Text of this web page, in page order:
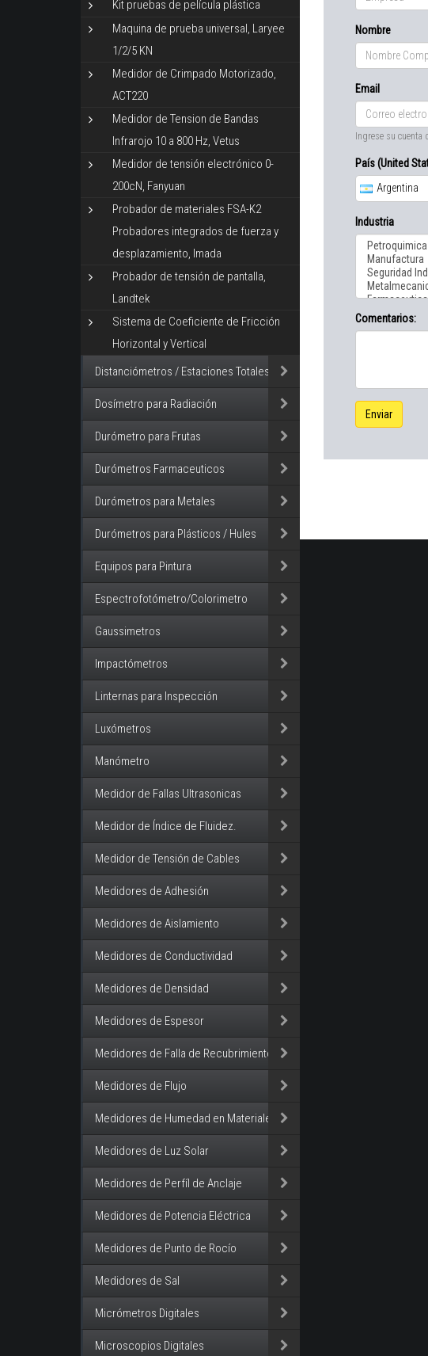
Kit pruebas de película plástica
Maquina de prueba universal, Laryee
1/2/5 KN
Medidor de Crimpado Motorizado,
ACT220
Medidor de Tension de Bandas
Infrarojo 10 a 800 Hz, Vetus
Medidor de tensión electrónico 0-
200cN, Fanyuan
Probador de materiales FSA-K2
Probadores integrados de fuerza y
desplazamiento, Imada
Probador de tensión de pantalla,
Landtek
Sistema de Coeficiente de Fricción
Horizontal y Vertical
Distanciómetros / Estaciones Totales
Dosímetro para Radiación
Durómetro para Frutas
Durómetros Farmaceuticos
Durómetros para Metales
Durómetros para Plásticos / Hules
Equipos para Pintura
Espectrofotómetro/Colorimetro
Gaussimetros
Impactómetros
Linternas para Inspección
Luxómetros
Manómetro
Medidor de Fallas Ultrasonicas
Medidor de Índice de Fluidez.
Medidor de Tensión de Cables
Medidores de Adhesión
Medidores de Aislamiento
Medidores de Conductividad
Medidores de Densidad
Medidores de Espesor
Medidores de Falla de Recubrimiento
Medidores de Flujo
Medidores de Humedad en Materiales
Medidores de Luz Solar
Medidores de Perfíl de Anclaje
Medidores de Potencia Eléctrica
Medidores de Punto de Rocío
Medidores de Sal
Micrómetros Digitales
Microscopios Digitales
Nombre
Email
Ingrese su cuenta
País (United
Argentina
Industria
Comentarios:
Enviar